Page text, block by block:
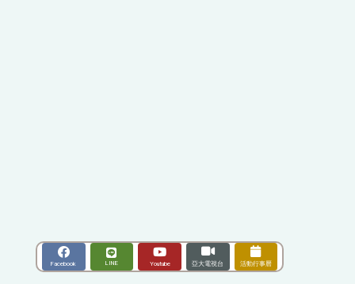
Facebook LINE Youtube 亞大電視台 活動行事曆